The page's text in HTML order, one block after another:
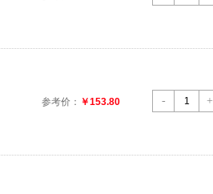
- +
参考价： ￥153.80